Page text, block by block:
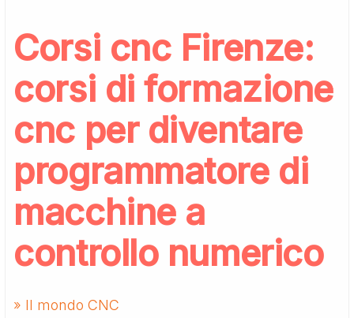
Corsi cnc Firenze:
corsi di formazione
cnc per diventare
programmatore di
macchine a
controllo numerico
» Il mondo CNC